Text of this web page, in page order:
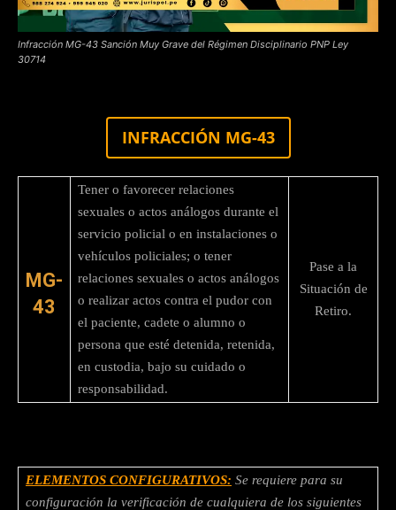
Infracción MG-43 Sanción Muy Grave del Régimen Disciplinario PNP Ley
30714
INFRACCIÓN MG-43
MG-
43
Tener o favorecer relaciones
sexuales o actos análogos durante el
servicio policial o en instalaciones o
vehículos policiales; o tener
relaciones sexuales o actos análogos
o realizar actos contra el pudor con
el paciente, cadete o alumno o
persona que esté detenida, retenida,
en custodia, bajo su cuidado o
responsabilidad.
Pase a la
Situación de
Retiro.
ELEMENTOS CONFIGURATIVOS: Se requiere para su
configuración la verificación de cualquiera de los siguientes